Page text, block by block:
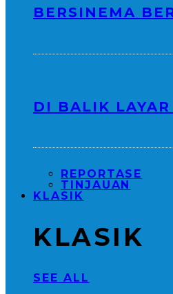
BERSINEMA
DI BALIK
REPORTASE
TINJAUAN
KLASIK
KLASIK
SEE ALL